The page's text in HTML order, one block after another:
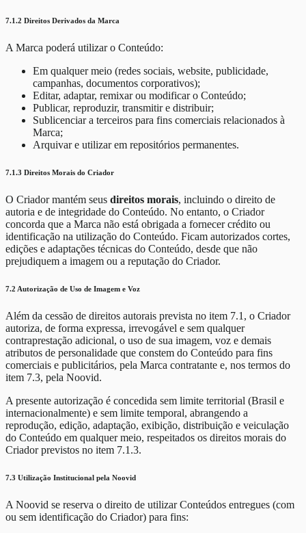
7.1.2 Direitos Derivados da Marca
A Marca poderá utilizar o Conteúdo:
Em qualquer meio (redes sociais, website, publicidade,
campanhas, documentos corporativos);
Editar, adaptar, remixar ou modificar o Conteúdo;
Publicar, reproduzir, transmitir e distribuir;
Sublicenciar a terceiros para fins comerciais relacionados à
Marca;
Arquivar e utilizar em repositórios permanentes.
7.1.3 Direitos Morais do Criador
O Criador mantém seus direitos morais, incluindo o direito de
autoria e de integridade do Conteúdo. No entanto, o Criador
concorda que a Marca não está obrigada a fornecer crédito ou
identificação na utilização do Conteúdo. Ficam autorizados cortes,
edições e adaptações técnicas do Conteúdo, desde que não
prejudiquem a imagem ou a reputação do Criador.
7.2 Autorização de Uso de Imagem e Voz
Além da cessão de direitos autorais prevista no item 7.1, o Criador
autoriza, de forma expressa, irrevogável e sem qualquer
contraprestação adicional, o uso de sua imagem, voz e demais
atributos de personalidade que constem do Conteúdo para fins
comerciais e publicitários, pela Marca contratante e, nos termos do
item 7.3, pela Noovid.
A presente autorização é concedida sem limite territorial (Brasil e
internacionalmente) e sem limite temporal, abrangendo a
reprodução, edição, adaptação, exibição, distribuição e veiculação
do Conteúdo em qualquer meio, respeitados os direitos morais do
Criador previstos no item 7.1.3.
7.3 Utilização Institucional pela Noovid
A Noovid se reserva o direito de utilizar Conteúdos entregues (com
ou sem identificação do Criador) para fins: